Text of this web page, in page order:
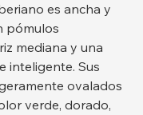
es ancha y
pómulos
mediana y una
inteligente. Sus
ovalados
verde, dorado,